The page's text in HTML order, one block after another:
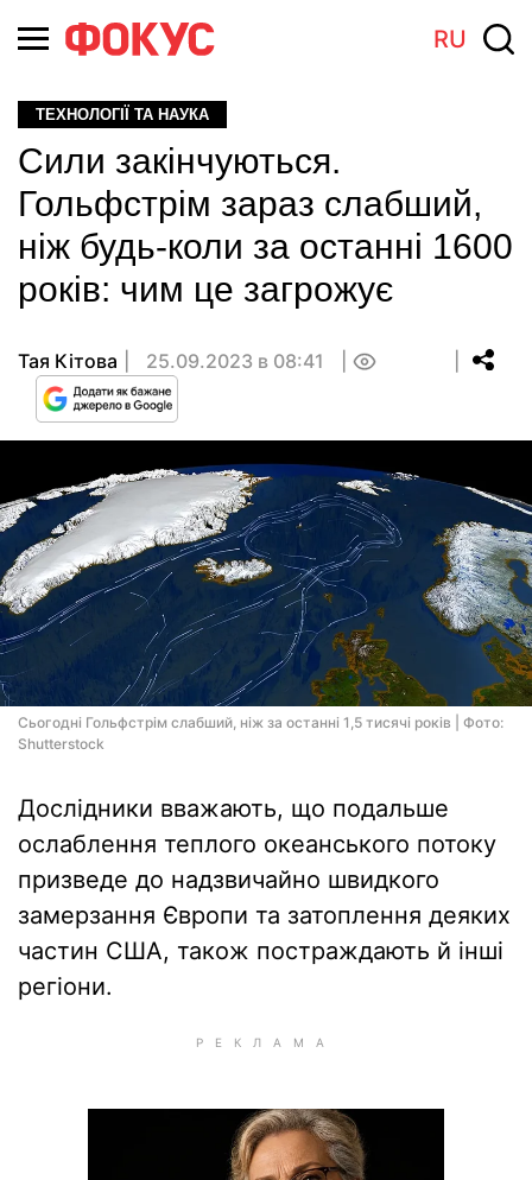
RU
ТЕХНОЛОГІЇ ТА НАУКА
Сили закінчуються.
Гольфстрім зараз слабший,
ніж будь-коли за останні 1600
років: чим це загрожує
Тая Кітова 25.09.2023 в 08:41
Сьогодні Гольфстрім слабший, ніж за останні 1,5 тисячі років | Фото:
Shutterstock
Дослідники вважають, що подальше
ослаблення теплого океанського потоку
призведе до надзвичайно швидкого
замерзання Європи та затоплення деяких
частин США, також постраждають й інші
регіони.